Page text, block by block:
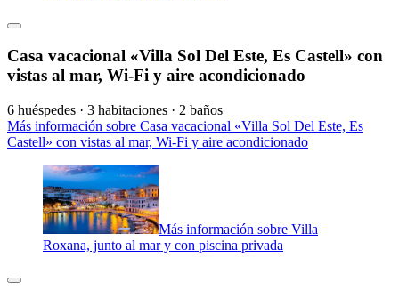
Casa vacacional «Villa Sol Del Este, Es Castell» con
vistas al mar, Wi-Fi y aire acondicionado
6 huéspedes · 3 habitaciones · 2 baños
Más información sobre Casa vacacional «Villa Sol Del Este, Es
Castell» con vistas al mar, Wi-Fi y aire acondicionado
Más información sobre Villa
Roxana, junto al mar y con piscina privada